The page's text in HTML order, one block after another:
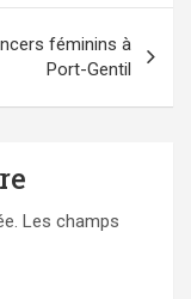
féminins à
Port-Gentil
Les champs